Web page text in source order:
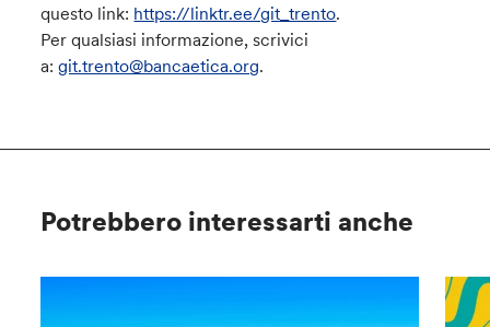
questo link: https://linktr.ee/git_trento.
Per qualsiasi informazione, scrivici
a:git.trento@bancaetica.org.
Potrebbero interessarti anche